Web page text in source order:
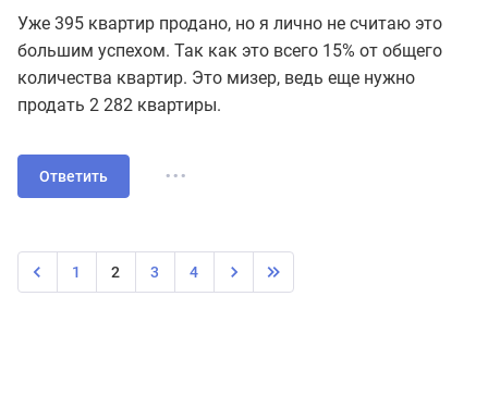
Уже 395 квартир продано, но я лично не считаю это
большим успехом. Так как это всего 15% от общего
количества квартир. Это мизер, ведь еще нужно
продать 2 282 квартиры.
Ответить ...
1 2 3 4